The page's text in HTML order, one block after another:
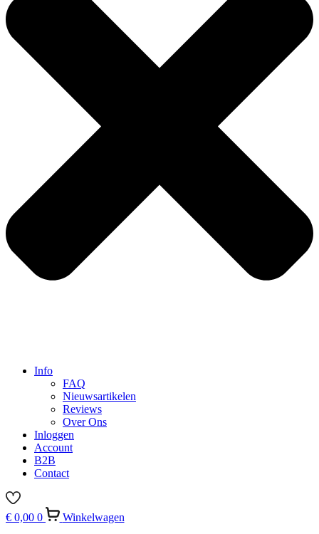
Info
FAQ
Nieuwsartikelen
Reviews
Over Ons
Inloggen
Account
B2B
Contact
€ 0,00 0
Winkelwagen